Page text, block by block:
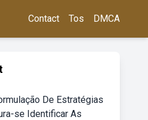
Contact Tos DMCA
De Estratégias
se Identificar As